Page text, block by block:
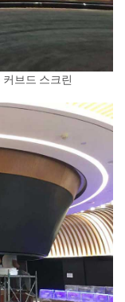
브드 스크린